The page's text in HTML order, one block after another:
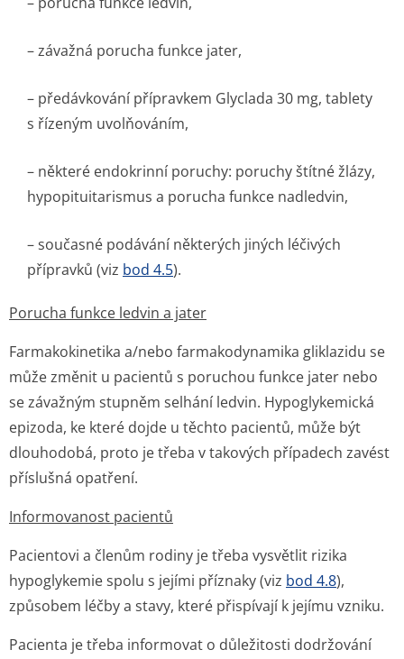
– závažná porucha funkce jater,
– předávkování přípravkem Glyclada 30 mg, tablety
s řízeným uvolňováním,
– některé endokrinní poruchy: poruchy štítné žlázy,
hypopituitarismus a porucha funkce nadledvin,
– současné podávání některých jiných léčivých
přípravků (viz bod 4.5).
Porucha funkce ledvin a jater
Farmakokinetika a/nebo farmakodynamika gliklazidu se
může změnit u pacientů s poruchou funkce jater nebo
se závažným stupněm selhání ledvin. Hypoglykemická
epizoda, ke které dojde u těchto pacientů, může být
dlouhodobá, proto je třeba v takových případech zavést
příslušná opatření.
Informovanost pacientů
Pacientovi a členům rodiny je třeba vysvětlit rizika
hypoglykemie spolu s jejími příznaky (viz bod 4.8),
způsobem léčby a stavy, které přispívají k jejímu vzniku.
Pacienta je třeba informovat o důležitosti dodržování